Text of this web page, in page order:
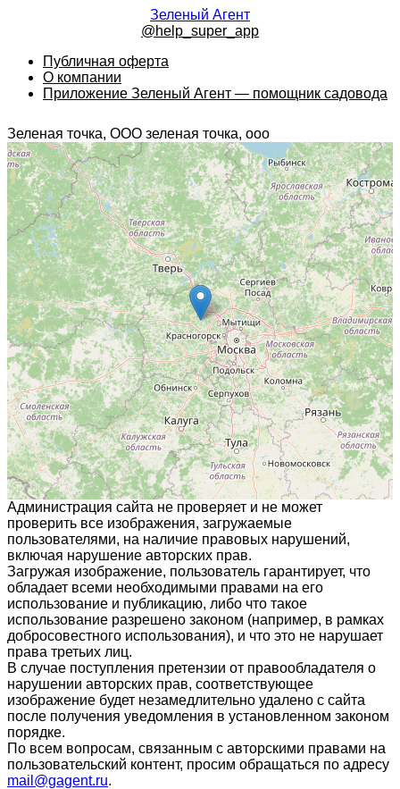
Зеленый Агент
@help_super_app
Публичная оферта
О компании
Приложение Зеленый Агент — помощник садовода
Зеленая точка, ООО зеленая точка, ооо
Администрация сайта не проверяет и не может
проверить все изображения, загружаемые
пользователями, на наличие правовых нарушений,
включая нарушение авторских прав.
Загружая изображение, пользователь гарантирует, что
обладает всеми необходимыми правами на его
использование и публикацию, либо что такое
использование разрешено законом (например, в рамках
добросовестного использования), и что это не нарушает
права третьих лиц.
В случае поступления претензии от правообладателя о
нарушении авторских прав, соответствующее
изображение будет незамедлительно удалено с сайта
после получения уведомления в установленном законом
порядке.
По всем вопросам, связанным с авторскими правами на
пользовательский контент, просим обращаться по адресу
mail@gagent.ru.